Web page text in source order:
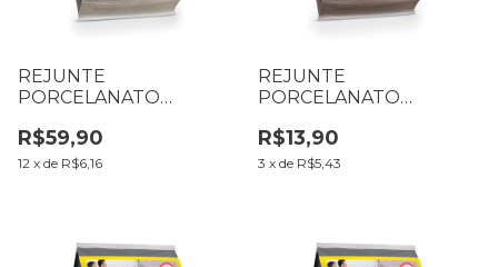
REJUNTE
PORCELANATO
BEGE
R$59,90
12 x de R$6,16
REJUNTE
PORCELANATO
PRETO ONIX
R$13,90
3 x de R$5,43